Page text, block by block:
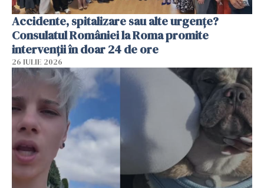
Accidente, spitalizare sau alte urgențe?
Consulatul României la Roma promite
intervenții în doar 24 de ore
26 IULIE 2026